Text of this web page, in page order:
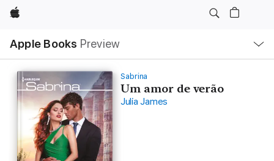
Apple
Apple Books Preview
Nav
Open
Menu
Sabrina
Um amor de verão
Julia James